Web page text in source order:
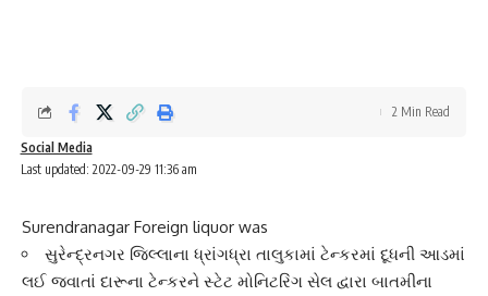
Last updated: 2022-09-29 11:36 am
Social Media
2 Min Read
Surendranagar Foreign liquor was
સુરેન્દ્રનગર જિલ્લાના ધ્રાંગધ્રા તાલુકામાં ટેન્કરમાં દૂધની આડમાં
લઈ જવાતાં દારૂના ટેન્કરને સ્ટેટ મોનિટરિંગ સેલ દ્વારા બાતમીના